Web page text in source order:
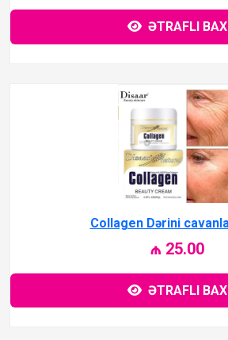
ƏTRAFLI BAX
Collagen Dərini
₼ 25.00
ƏTRAFLI BAX